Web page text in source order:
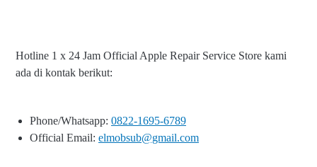
Hotline 1 x 24 Jam Official Apple Repair Service Store kami
ada di kontak berikut:
Phone/Whatsapp: 0822-1695-6789
Official Email: elmobsub@gmail.com